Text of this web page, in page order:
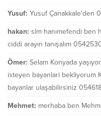
Yusuf: Yusuf Çanakkale'den
hakan: slm hanımefendi ben
ciddi arayın tanışalım
Ömer: Selam Konyada
isteyen bayanlari bekliyorum
bayanlar ulaşabilirsiniz
Mehmet: merhaba ben